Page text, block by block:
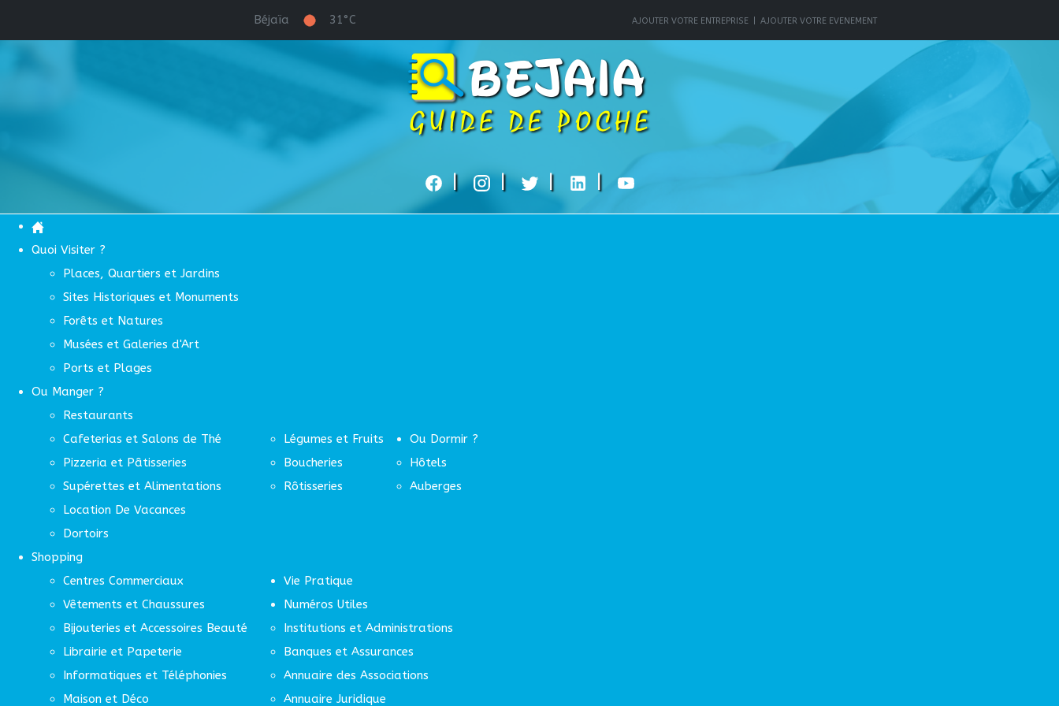
Béjaïa 31°C AJOUTER VOTRE ENTREPRISE| AJOUTER VOTRE EVENEMENT
| | | |
Quoi Visiter ?
Places, Quartiers et Jardins
Sites Historiques et Monuments
Forêts et Natures
Musées et Galeries d'Art
Ports et Plages
Ou Manger ?
Restaurants
Cafeterias et Salons de Thé
Pizzeria et Pâtisseries
Supérettes et Alimentations
Légumes et Fruits
Boucheries
Rôtisseries
Ou Dormir ?
Hôtels
Auberges
Location De Vacances
Dortoirs
Shopping
Centres Commerciaux
Vêtements et Chaussures
Bijouteries et Accessoires Beauté
Librairie et Papeterie
Informatiques et Téléphonies
Maison et Déco
Vie Pratique
Numéros Utiles
Institutions et Administrations
Banques et Assurances
Annuaire des Associations
Annuaire Juridique